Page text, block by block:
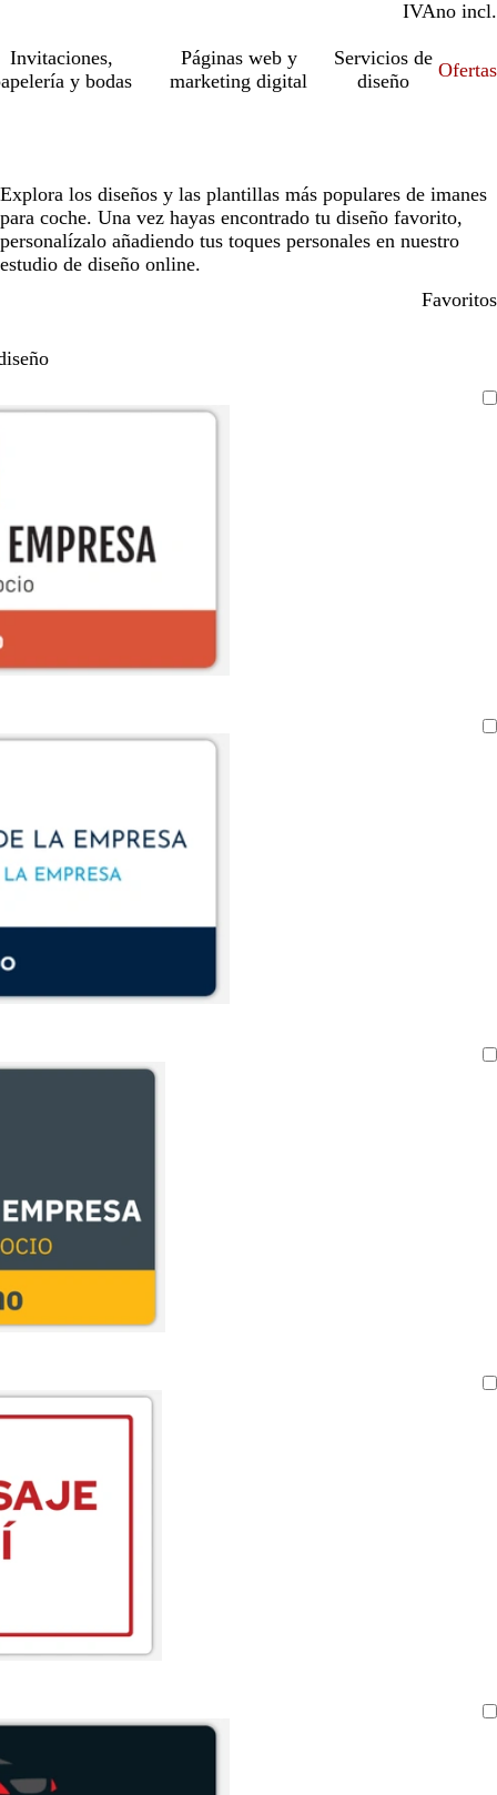
IVAincl.
no incl.
Invitaciones,
y bodas
Páginas web y
marketing digital
Servicios de
diseño
Ofertas
Explora los diseños y las plantillas más populares de imanes
para coche. Una vez hayas encontrado tu diseño favorito,
personalízalo añadiendo tus toques personales en nuestro
estudio de diseño online.
Favoritos